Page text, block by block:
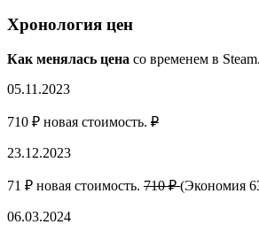
Хронология цен
Как менялась цена со временем в Steam.
05.11.2023
710 ₽ новая стоимость. ₽
23.12.2023
71 ₽ новая стоимость. 710 ₽(Экономия
06.03.2024